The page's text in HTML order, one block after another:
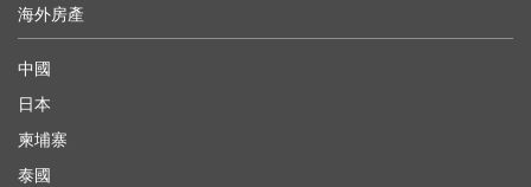
海外房產
中國
日本
柬埔寨
泰國